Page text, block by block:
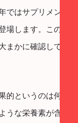
ではサプリメント
します。この章
まかに確認してお
的というのは何と
うな栄養素が含ま